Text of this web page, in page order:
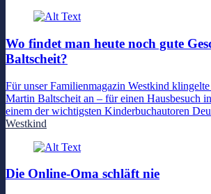
Wo findet man heute noch gute
Baltscheit?
Für unser Familienmagazin Westkind
Martin Baltscheit an – für einen Hausbesuch
einem der wichtigsten Kinderbuchautoren
Westkind
Die Online-Oma schläft nie